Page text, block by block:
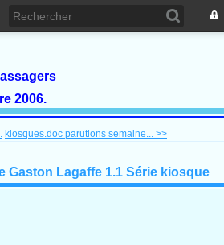
2006.
kiosques.doc parutions semaine... >>
Gaston Lagaffe 1.1 Série kiosque